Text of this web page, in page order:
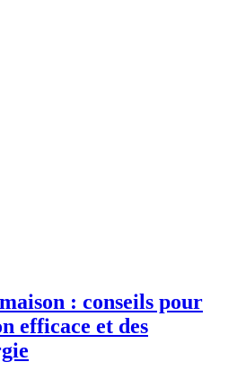
: conseils pour
efficace et des